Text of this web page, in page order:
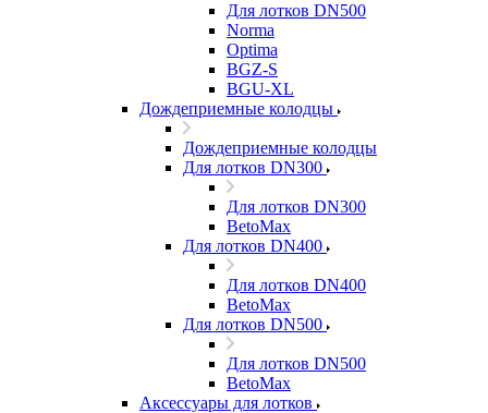
Для лотков DN500
Norma
Optima
BGZ-S
BGU-XL
Дождеприемные колодцы
Дождеприемные колодцы
Для лотков DN300
Для лотков DN300
BetoMax
Для лотков DN400
Для лотков DN400
BetoMax
Для лотков DN500
Для лотков DN500
BetoMax
Аксессуары для лотков